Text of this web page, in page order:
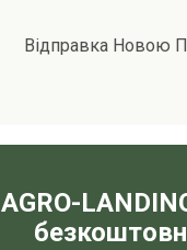
Відправка Новою
AGRO-